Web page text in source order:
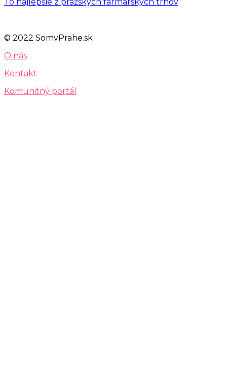
To najlepšie z pražských farmárskych trhov
© 2022 SomvPrahe.sk
O nás
Kontakt
Komunitný portál